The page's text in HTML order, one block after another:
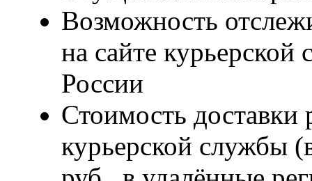
Возможность
на сайте
России
Стоимость доставки
курьерской службы